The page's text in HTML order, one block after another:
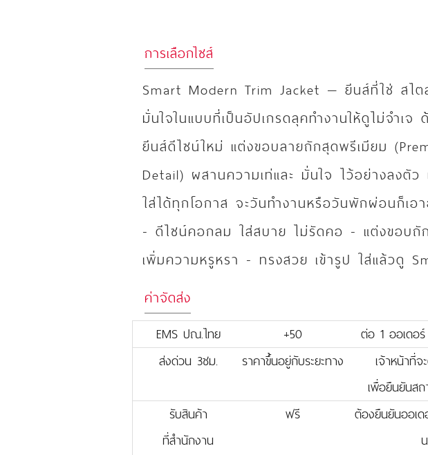
การเลือกไซส์
Smart Modern Trim Jacket — ยีนส์ที่ใช่ สไต
มั่นใจในแบบที่เป็นอัปเกรดลุคทำงานให้ดูไม่จำเจ
ยีนส์ดีไซน์ใหม่ แต่งขอบลายถักสุดพรีเมียม
Detail) ผสานความเท่และ มั่นใจ ไว้อย่างลงตัว
ใส่ได้ทุกโอกาส จะวันทำงานหรือวันพักผ่อนก็เอ
- ดีไซน์คอกลม ใส่สบาย ไม่รัดคอ - แต่งขอบถัก
เพิ่มความหรูหรา - ทรงสวย เข้ารูป ใส่แล้วดู
ค่าจัดส่ง
EMS ปณ.ไทย +50
ต่อ 1 ออเดอ
ส่งด่วน 3ชม.
ราคาขึ้นอยู่กับระยะทาง
เจ้าหน้าที่
เพื่อยืนยันส
รับสินค้า
ที่สำนักงาน
ฟรี
ต้องยืนยันออเ